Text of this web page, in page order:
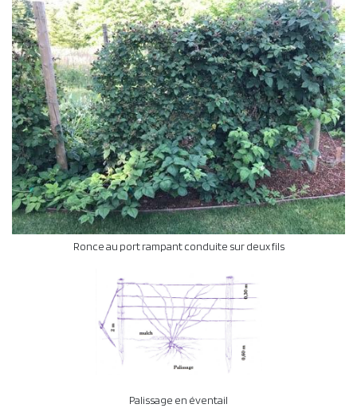
Ronce au port rampant conduite sur deux fils
Palissage en éventail